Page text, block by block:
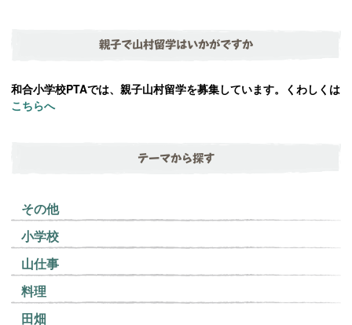
親子で山村留学はいかがですか
和合小学校PTAでは、親子山村留学を募集しています。くわしくは
こちらへ
テーマから探す
その他
小学校
山仕事
料理
田畑